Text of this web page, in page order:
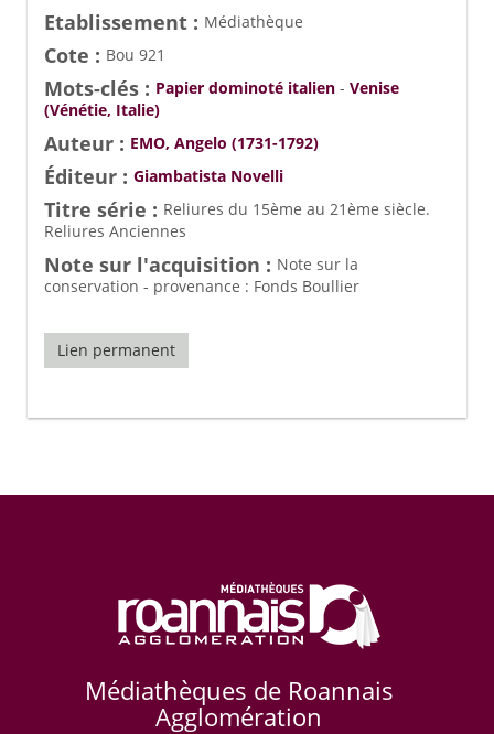
Etablissement : Médiathèque
Cote : Bou 921
Mots-clés : Papier dominoté italien - Venise
(Vénétie, Italie)
Auteur : EMO, Angelo (1731-1792)
Éditeur : Giambatista Novelli
Titre série : Reliures du 15ème au 21ème siècle.
Reliures Anciennes
Note sur l'acquisition : Note sur la
conservation - provenance : Fonds Boullier
Lien permanent
Médiathèques de Roannais
Agglomération